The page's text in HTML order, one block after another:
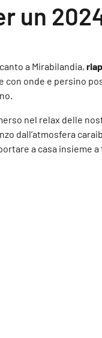
un
a Mirabilandia,
con onde e persino
nel relax delle
dall’atmosfera
a casa insieme a